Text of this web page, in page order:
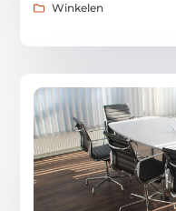
Winkelen